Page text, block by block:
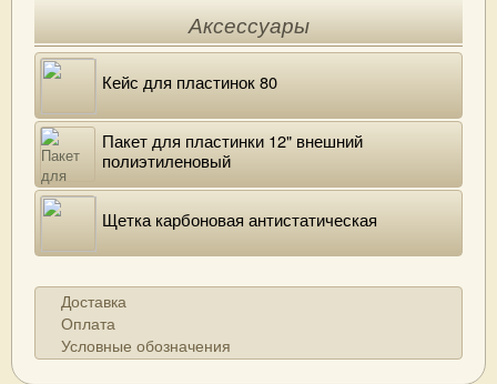
Аксессуары
Кейс для пластинок 80
Пакет для пластинки 12" внешний
полиэтиленовый
Щетка карбоновая антистатическая
Доставка
Оплата
Условные обозначения